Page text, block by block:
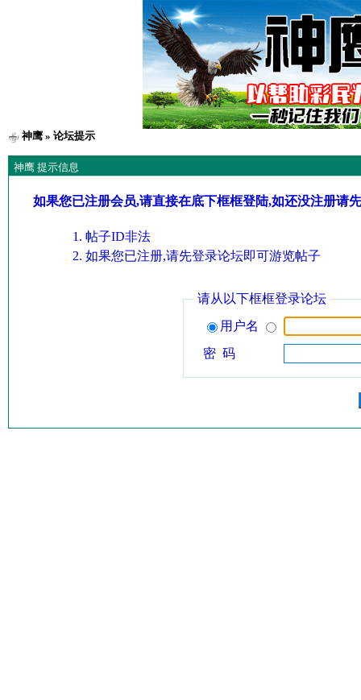
神鹰» 论坛提示
神鹰 提示信息
如果您已注册会员,请直接在底下框框登陆,如还没注册请
帖子ID非法
如果您已注册,请先登录论坛即可游览帖子
请从以下框框登录论坛
用户名
密 码